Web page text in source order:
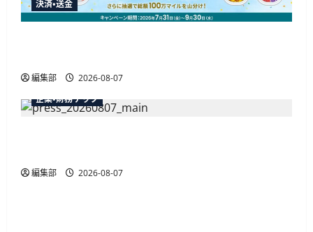
決済・送金
編集部
2026-08-07
企業・財務テック
編集部 2026-08-07
広告